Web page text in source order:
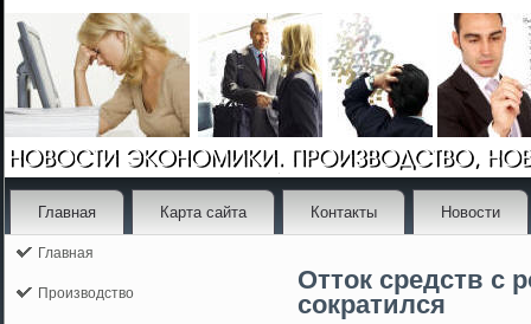
Главная Карта сайта Контакты Новости
Главная
Производство
Отток средств с
сократился